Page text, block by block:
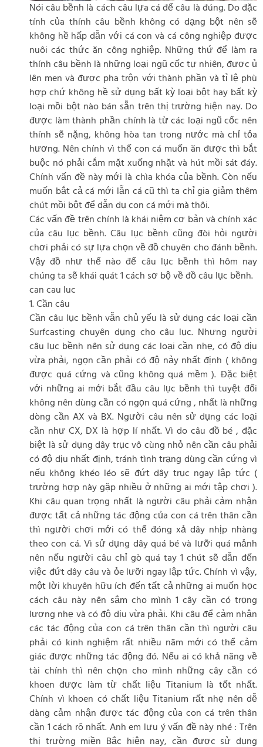
Nói câu bềnh là cách câu lựa cá để câu là đúng. Do đặc
tính của thính câu bềnh không có dạng bột nên sẽ
không hề hấp dẫn với cá con và cá công nghiệp được
nuôi các thức ăn công nghiệp. Những thứ để làm ra
thính câu bềnh là những loại ngũ cốc tự nhiên, được ủ
lên men và được pha trộn với thành phần và tỉ lệ phù
hợp chứ không hề sử dụng bất kỳ loại bột hay bất kỳ
loại mồi bột nào bán sẵn trên thị trường hiện nay. Do
được làm thành phần chính là từ các loại ngũ cốc nên
thính sẽ nặng, không hòa tan trong nước mà chỉ tỏa
hương. Nên chính vì thế con cá muốn ăn được thì bắt
buộc nó phải cắm mặt xuống nhặt và hút mồi sát đáy.
Chính vấn đề này mới là chìa khóa của bềnh. Còn nếu
muốn bắt cả cá mới lẫn cá cũ thì ta chỉ gia giảm thêm
chút mồi bột để dẫn dụ con cá mới mà thôi.
Các vấn đề trên chính là khái niệm cơ bản và chính xác
của câu lục bềnh. Câu lục bềnh cũng đòi hỏi người
chơi phải có sự lựa chọn về đồ chuyên cho đánh bềnh.
Vậy đồ như thế nào để câu lục bềnh thì hôm nay
chúng ta sẽ khái quát 1 cách sơ bộ về đồ câu lục bềnh.
can cau luc
1. Cần câu
Cần câu lục bềnh vẫn chủ yếu là sử dụng các loại cần
Surfcasting chuyên dụng cho câu lục. Nhưng người
câu lục bềnh nên sử dụng các loại cần nhẹ, có độ dịu
vừa phải, ngọn cần phải có độ nảy nhất định ( không
được quá cứng và cũng không quá mềm ). Đặc biệt
với những ai mới bắt đầu câu lục bềnh thì tuyệt đối
không nên dùng cần có ngọn quá cứng , nhất là những
dòng cần AX và BX. Người câu nên sử dụng các loại
cần như CX, DX là hợp lí nhất. Vì do câu đồ bé , đặc
biệt là sử dụng dây trục vô cùng nhỏ nên cần câu phải
có độ dịu nhất định, tránh tình trạng dùng cần cứng vì
nếu không khéo léo sẽ đứt dây trục ngay lập tức (
trường hợp này gặp nhiều ở những ai mới tập chơi ).
Khi câu quan trọng nhất là người câu phải cảm nhận
được tất cả những tác động của con cá trên thân cần
thì người chơi mới có thể đóng xả dây nhịp nhàng
theo con cá. Vì sử dụng dây quá bé và lưỡi quá mảnh
nên nếu người câu chỉ gò quá tay 1 chút sẽ dẫn đến
việc đứt dây câu và ỏe lưỡi ngay lập tức. Chính vì vậy,
một lời khuyên hữu ích đến tất cả những ai muốn học
cách câu này nên sắm cho mình 1 cây cần có trọng
lượng nhẹ và có độ dịu vừa phải. Khi câu để cảm nhận
các tác động của con cá trên thân cần thì người câu
phải có kinh nghiệm rất nhiều năm mới có thể cảm
giác được những tác động đó. Nếu ai có khả năng về
tài chính thì nên chọn cho mình những cây cần có
khoen được làm từ chất liệu Titanium là tốt nhất.
Chính vì khoen có chất liệu Titanium rất nhẹ nên dễ
dàng cảm nhận được tác động của con cá trên thân
cần 1 cách rõ nhất. Anh em lưu ý vấn đề này nhé : Trên
thị trường miền Bắc hiện nay, cần được sử dụng